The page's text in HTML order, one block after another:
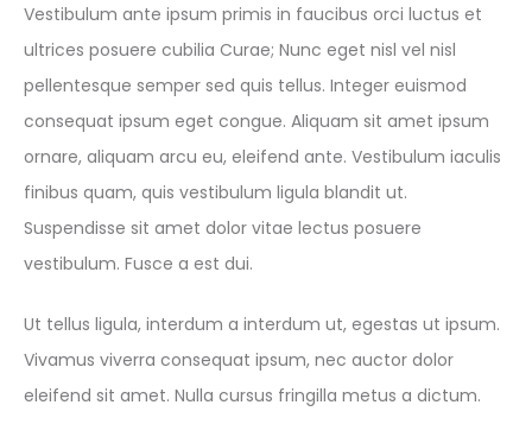
Vestibulum ante ipsum primis in faucibus orci luctus et
ultrices posuere cubilia Curae; Nunc eget nisl vel nisl
pellentesque semper sed quis tellus. Integer euismod
consequat ipsum eget congue. Aliquam sit amet ipsum
ornare, aliquam arcu eu, eleifend ante. Vestibulum iaculis
finibus quam, quis vestibulum ligula blandit ut.
Suspendisse sit amet dolor vitae lectus posuere
vestibulum. Fusce a est dui.
Ut tellus ligula, interdum a interdum ut, egestas ut ipsum.
Vivamus viverra consequat ipsum, nec auctor dolor
eleifend sit amet. Nulla cursus fringilla metus a dictum.